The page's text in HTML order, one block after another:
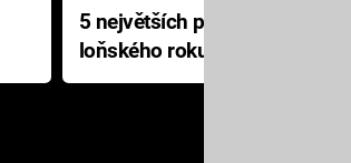
5 největších propadáků
loňského roku: Disney na
jediné katastrofě prodělal 200